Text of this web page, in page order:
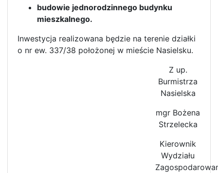
budowie jednorodzinnego budynku
mieszkalnego.
Inwestycja realizowana będzie na terenie działki
o nr ew. 337/38 położonej w mieście Nasielsku.
Z up.
Burmistrza
Nasielska
mgr Bożena
Strzelecka
Kierownik
Wydziału